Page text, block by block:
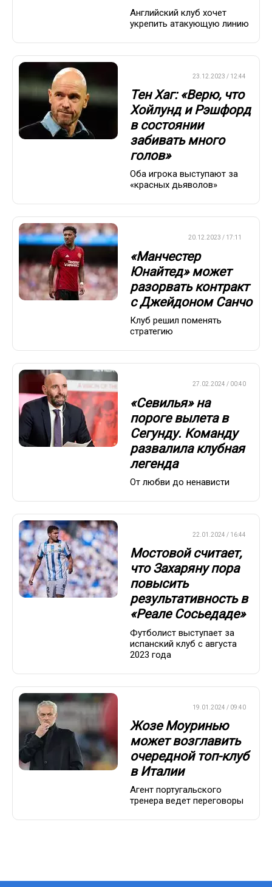
Английский клуб хочет
укрепить атакующую линию
23.12.2023 / 12:44
Тен Хаг: «Верю, что
Хойлунд и Рэшфорд
в состоянии
забивать много
голов»
Оба игрока выступают за
«красных дьяволов»
20.12.2023 / 17:11
«Манчестер
Юнайтед» может
разорвать контракт
с Джейдоном Санчо
Клуб решил поменять
стратегию
27.02.2024 / 00:40
«Севилья» на
пороге вылета в
Сегунду. Команду
развалила клубная
легенда
От любви до ненависти
22.01.2024 / 16:44
Мостовой считает,
что Захаряну пора
повысить
результативность в
«Реале Сосьедаде»
Футболист выступает за
испанский клуб с августа
2023 года
19.01.2024 / 09:40
Жозе Моуринью
может возглавить
очередной топ-клуб
в Италии
Агент португальского
тренера ведет переговоры